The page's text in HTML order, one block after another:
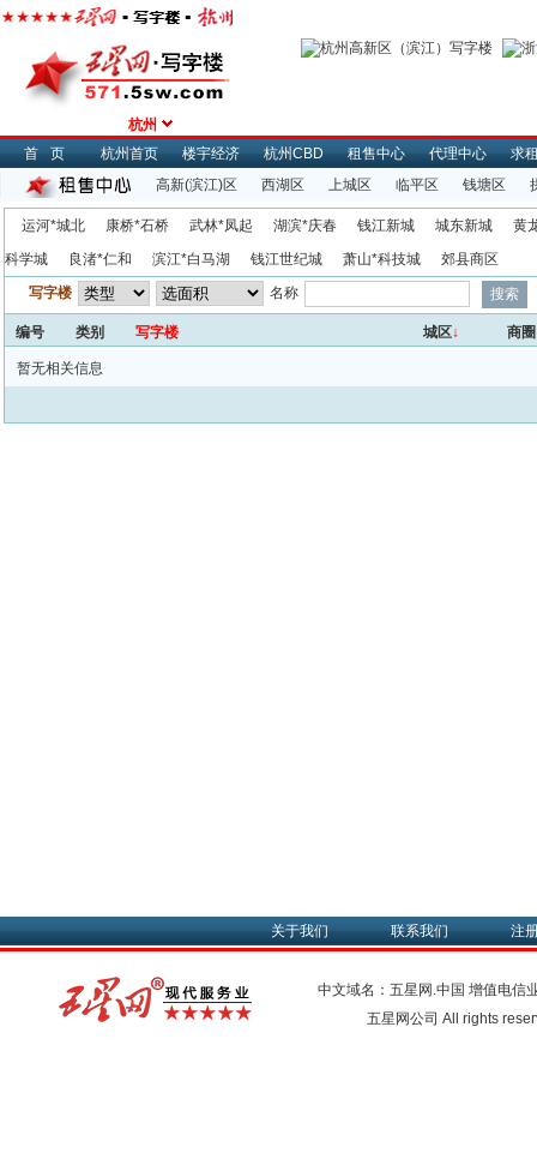
杭州
首页
杭州首页 楼宇经济 杭州CBD 租售中心 代理中心
求
高新(滨江)区
西湖区 上城区 临平区 钱塘区
运河*城北 康桥*石桥 武林*凤起 湖滨*庆春 钱江新城 城东新城
黄
科学城
良渚*仁和 滨江*白马湖 钱江世纪城 萧山*科技城
郊县商区
写字楼
名称
编号 类别 写字楼 城区↓ 商圈
暂无相关信息
关于我们 联系我们 注
中文域名：五星网.中国 增值电信
五星网公司 All rights